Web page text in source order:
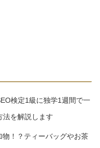
検定1級に独学1週間で一
法を解説します
物！？ティーバッグやお茶